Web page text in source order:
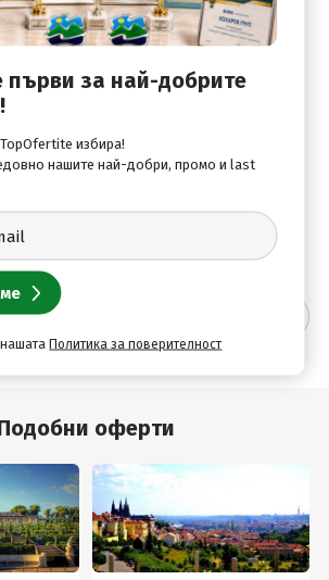
на кралски особи, Замъкът на
днес се помещава правителството
в района на Будапеща вечерта.
за България. Пристигане в София
късно вечерта.
информация
оферти
първи за най-добрите
избира!
нашите най-добри, промо и last
нашатаПолитика за поверителност